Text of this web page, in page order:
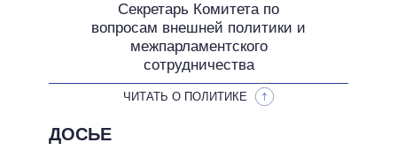
Секретарь Комитета по
вопросам внешней политики и
межпарламентского
сотрудничества
ЧИТАТЬ О ПОЛИТИКЕ
ДОСЬЕ